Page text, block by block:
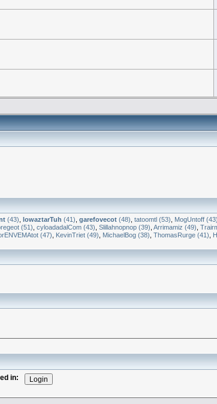
(43) lowaztarTuh (41) garefovecot(48) tatoomtl (53) MogUntoff (43)
(51) cyloadadalCom (43) Slillahnopnop (39) Arrimamiz (49)
(47) KevinTriet (49) MichaelBog (38) ThomasRurge (41)
in: